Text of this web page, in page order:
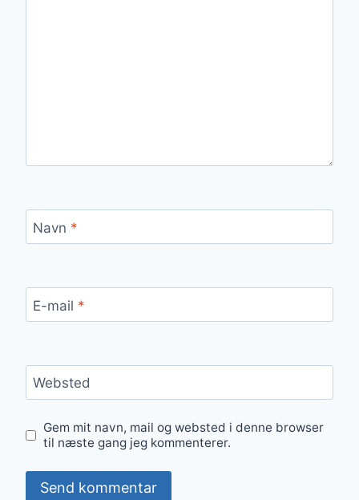
Navn *
E-mail *
Websted
Gem mit navn, mail og websted i denne browser
til næste gang jeg kommenterer.